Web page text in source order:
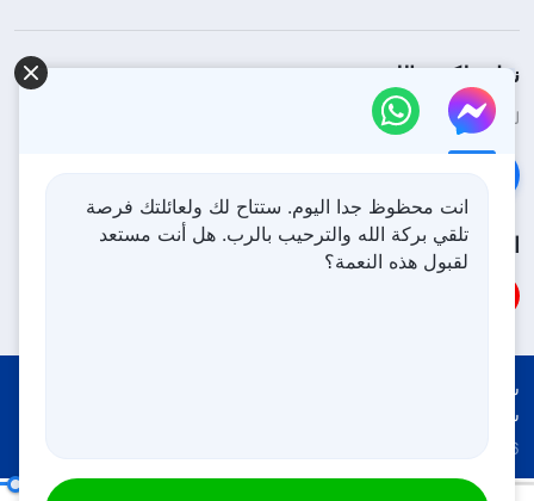
نزل ملكوت الله.
لقد نزلت المملكة بالفعل إلى الأرض! هل تريد دخوله؟
اتبعنا
شروط الاستخدام
سياسة ملفات تعريف الارتباط
Copyright © 2026
انت محظوظ جدا اليوم. ستتاح لك ولعائلتك فرصة
تلقي بركة الله والترحيب بالرب. هل أنت مستعد
لقبول هذه النعمة؟